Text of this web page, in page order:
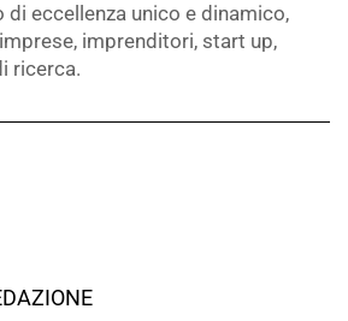
di eccellenza unico e dinamico,
imprenditori, start up,
ricerca.